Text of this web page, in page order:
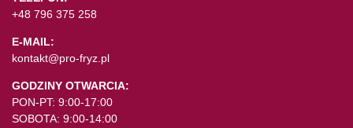
+48 796 375 258
E-MAIL:
kontakt@pro-fryz.pl
GODZINY OTWARCIA:
PON-PT: 9:00-17:00
SOBOTA: 9:00-14:00